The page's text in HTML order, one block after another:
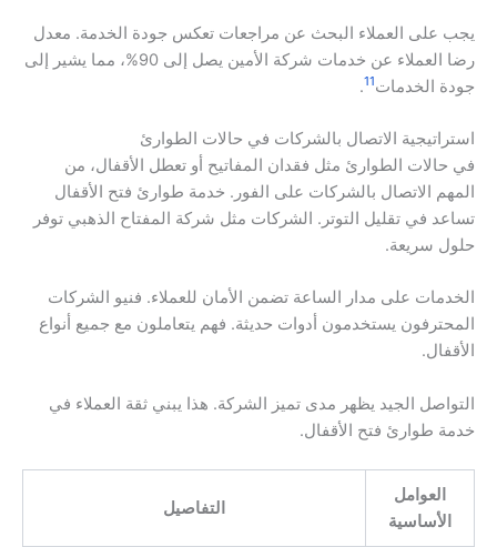
يجب على العملاء البحث عن مراجعات تعكس جودة الخدمة. معدل
رضا العملاء عن خدمات شركة الأمين يصل إلى 90%، مما يشير إلى
جودة الخدمات11
.
استراتيجية الاتصال بالشركات في حالات الطوارئ
في حالات الطوارئ مثل فقدان المفاتيح أو تعطل الأقفال، من
المهم الاتصال بالشركات على الفور. خدمة طوارئ فتح الأقفال
تساعد في تقليل التوتر. الشركات مثل شركة المفتاح الذهبي توفر
حلول سريعة.
الخدمات على مدار الساعة تضمن الأمان للعملاء. فنيو الشركات
المحترفون يستخدمون أدوات حديثة. فهم يتعاملون مع جميع أنواع
الأقفال.
التواصل الجيد يظهر مدى تميز الشركة. هذا يبني ثقة العملاء في
خدمة طوارئ فتح الأقفال.
العوامل
الأساسية
التفاصيل